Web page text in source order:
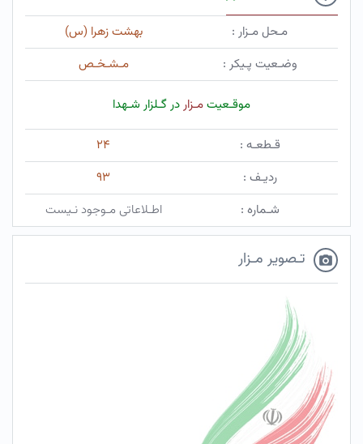
مـحل مـزار :
بهشت زهرا (س)
وضـعیت پـیکر :
مـشـخـص
موقـعیتمـزاردر گـلزار شـهدا
قـطعـه :
۲۴
ردیـف :
۹۳
شـماره :
اطـلاعاتی مـوجود نـیست
تـصویر مـزار